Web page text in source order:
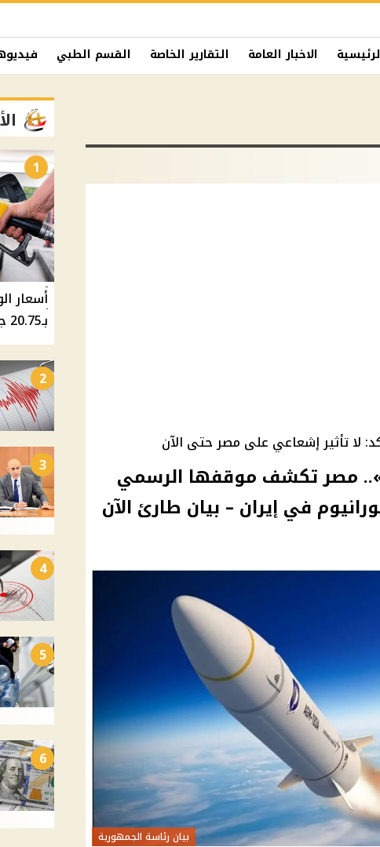
الاخبار العامة التقارير الخاصة القسم الطبي
لا تأثير إشعاعي على مصر حتى الآن
مصر تكشف موقفها الرسمي
في إيران – بيان طارئ الآن
بيان رئاسة الجمهورية
1
بـ20.75 جنيه والسولار بـ20.50 جنيه
2
3
4
5
6